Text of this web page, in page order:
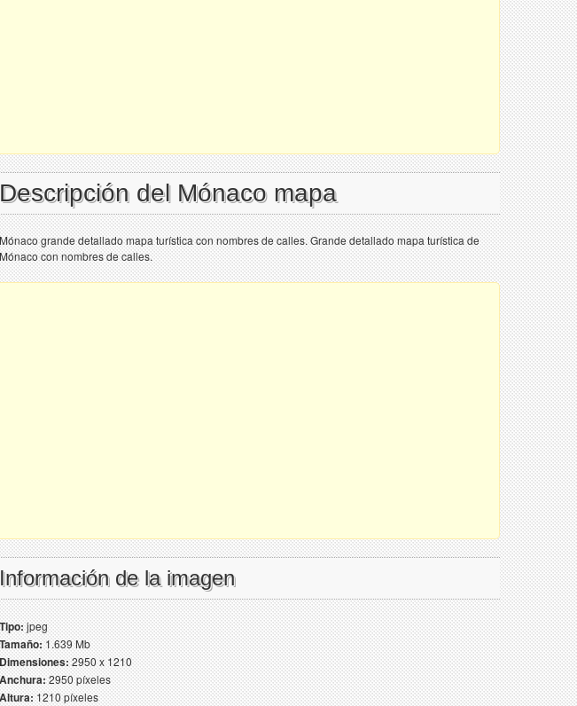
Descripción del Mónaco mapa
Mónaco grande detallado mapa turística con nombres de calles. Grande detallado mapa turística de
Mónaco con nombres de calles.
Información de la imagen
Tipo:jpeg
Tamaño:1.639 Mb
Dimensiones:2950 x 1210
Anchura:2950 píxeles
Altura:1210 píxeles